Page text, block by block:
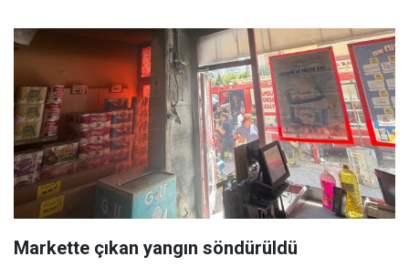
Markette çıkan yangın söndürüldü